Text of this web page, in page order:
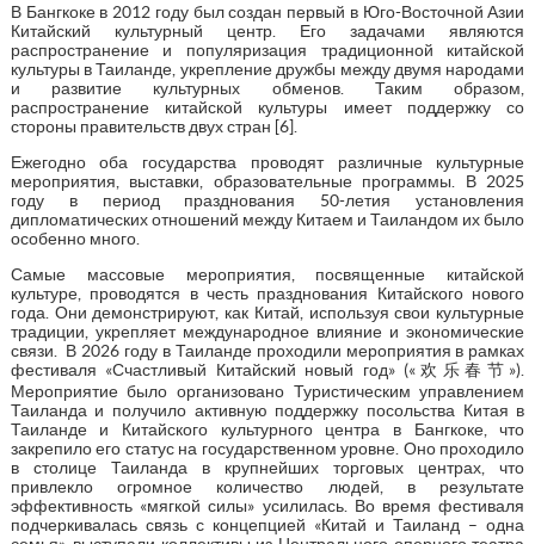
В Бангкоке в 2012 году был создан первый в Юго-Восточной Азии
Китайский культурный центр. Его задачами являются
распространение и популяризация традиционной китайской
культуры в Таиланде, укрепление дружбы между двумя народами
и развитие культурных обменов. Таким образом,
распространение китайской культуры имеет поддержку со
стороны правительств двух стран [6].
Ежегодно оба государства проводят различные культурные
мероприятия, выставки, образовательные программы. В 2025
году в период празднования 50-летия установления
дипломатических отношений между Китаем и Таиландом их было
особенно много.
Самые массовые мероприятия, посвященные китайской
культуре, проводятся в честь празднования Китайского нового
года. Они демонстрируют, как Китай, используя свои культурные
традиции, укрепляет международное влияние и экономические
связи. В 2026 году в Таиланде проходили мероприятия в рамках
фестиваля «Счастливый Китайский новый год» («欢乐春节»).
Мероприятие было организовано Туристическим управлением
Таиланда и получило активную поддержку посольства Китая в
Таиланде и Китайского культурного центра в Бангкоке, что
закрепило его статус на государственном уровне. Оно проходило
в столице Таиланда в крупнейших торговых центрах, что
привлекло огромное количество людей, в результате
эффективность «мягкой силы» усилилась. Во время фестиваля
подчеркивалась связь с концепцией «Китай и Таиланд – одна